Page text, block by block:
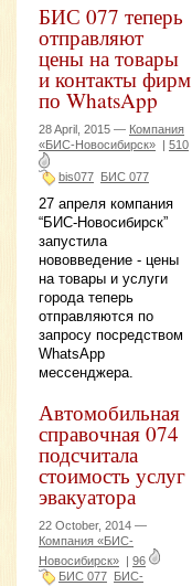
БИС 077 теперь
отправляют
цены на товары
и контакты фирм
по WhatsApp
28 April, 2015 — Компания
«БИС-Новосибирск» | 510
bis077 БИС 077
27 апреля компания
“БИС-Новосибирск”
запустила
нововведение - цены
на товары и услуги
города теперь
отправляются по
запросу посредством
WhatsApp
мессенджера.
Автомобильная
справочная 074
подсчитала
стоимость услуг
эвакуатора
22 October, 2014 —
Компания «БИС-
Новосибирск»
96
БИС 077
БИС-